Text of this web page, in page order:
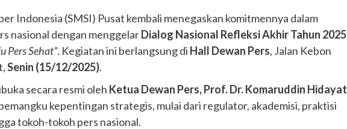
Indonesia (SMSI) Pusat kembali menegaskan komitmennya dalam
nasional dengan menggelarDialog Nasional Refleksi Akhir Tahun 2025
Pers Sehat”. Kegiatan ini berlangsung di Hall Dewan Pers, Jalan Kebon
Senin (15/12/2025).
secara resmi oleh Ketua Dewan Pers, Prof. Dr. Komaruddin Hidayat
kepentingan strategis, mulai dari regulator, akademisi, praktisi
tokoh-tokoh pers nasional.